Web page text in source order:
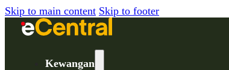
Skip to main content Skip to footer
Kewangan